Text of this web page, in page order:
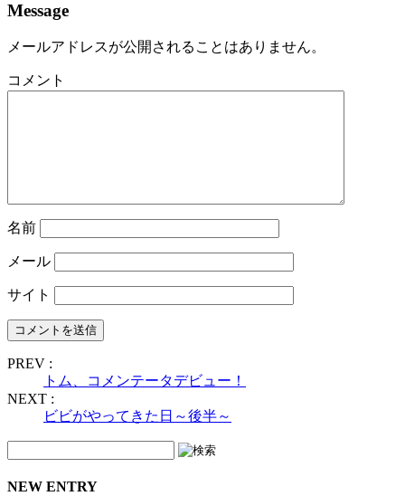
Message
メールアドレスが公開されることはありません。
コメント
名前
メール
サイト
PREV :
トム、コメンテータデビュー！
NEXT :
ビビがやってきた日～後半～
NEW ENTRY